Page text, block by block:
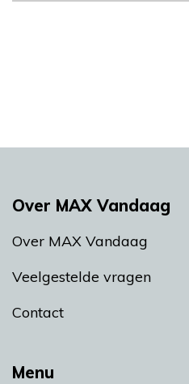
Menu
Over MAX Vandaag
Over MAX Vandaag
Veelgestelde vragen
Contact